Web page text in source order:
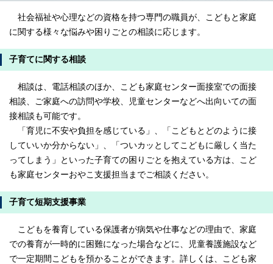
社会福祉や心理などの資格を持つ専門の職員が、こどもと家庭
に関する様々な悩みや困りごとの相談に応じます。
子育てに関する相談
相談は、電話相談のほか、こども家庭センター面接室での面接
相談、ご家庭への訪問や学校、児童センターなどへ出向いての面
接相談も可能です。
「育児に不安や負担を感じている」、「こどもとどのように接
していいか分からない」、「ついカッとしてこどもに厳しく当た
ってしまう」といった子育ての困りごとを抱えている方は、こど
も家庭センターおやこ支援担当までご相談ください。
子育て短期支援事業
こどもを養育している保護者が病気や仕事などの理由で、家庭
での養育が一時的に困難になった場合などに、児童養護施設など
で一定期間こどもを預かることができます。詳しくは、こども家